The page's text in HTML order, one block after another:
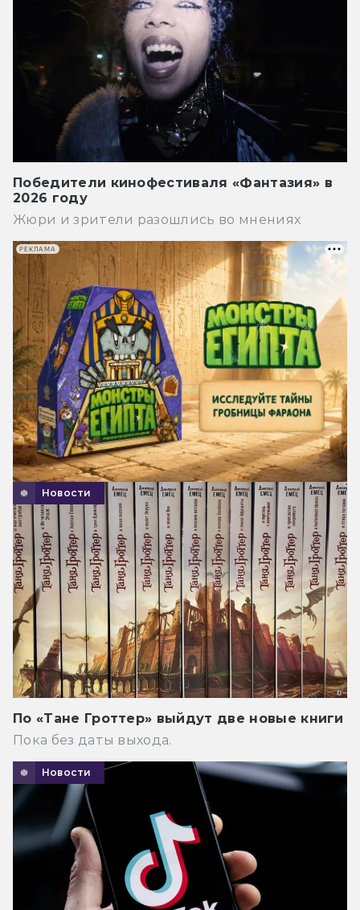
Победители кинофестиваля «Фантазия» в
2026 году
Жюри и зрители разошлись во мнениях
Новости
По «Тане Гроттер» выйдут две новые книги
Пока без даты выхода.
Новости
РЕКЛАМА